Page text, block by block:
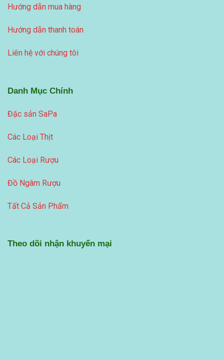
Hướng dẫn mua hàng
Hướng dẫn thanh toán
Liên hệ với chúng tôi
Danh Mục Chính
Đặc sản SaPa
Các Loại Thịt
Các Loại Rượu
Đồ Ngâm Rượu
Tất Cả Sản Phẩm
Theo dõi nhận khuyến mại